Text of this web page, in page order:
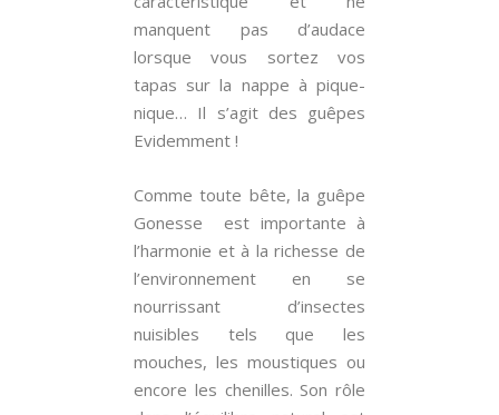
manquent pas d’audace
lorsque vous sortez vos
tapas sur la nappe à pique-
nique… Il s’agit des guêpes
Evidemment !
Comme toute bête, la guêpe
Gonesse est importante à
l’harmonie et à la richesse de
l’environnement en se
nourrissant d’insectes
nuisibles tels que les
mouches, les moustiques ou
encore les chenilles. Son rôle